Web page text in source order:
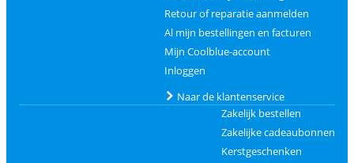
Retour of reparatie aanmelden
Al mijn bestellingen en facturen
Mijn Coolblue-account
Inloggen
Naar de klantenservice
Zakelijk bestellen
Zakelijke cadeaubonnen
Kerstgeschenken